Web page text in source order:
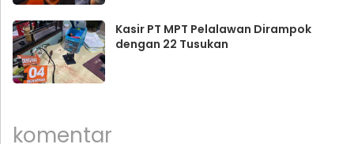
Kasir PT MPT Pelalawan Dirampok
dengan 22 Tusukan
komentar